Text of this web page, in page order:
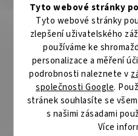
Tyto webové stránky
Tyto webové stránky
zlepšení uživatelského
používáme ke
personalizace a měření
podrobnosti naleznete v
společnosti Google.
stránek souhlasíte se
s našimi zásadami
Více
Canon C-EXV30/31
ZÁKLADNÍ SPECIFIKACE
Pro tiskárny:Canon
C7260, C7270, C7280, C9060,
Výdrž:až 530 000 stran